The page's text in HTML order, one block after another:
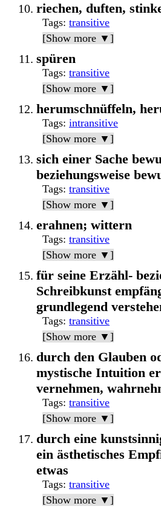
riechen, duften,
Tags: transitive
[Show more ▼]
spüren
Tags: transitive
[Show more ▼]
herumschnüffeln,
Tags: intransitive
[Show more ▼]
sich einer Sache
beziehungsweise
Tags: transitive
[Show more ▼]
erahnen; wittern
Tags: transitive
[Show more ▼]
für seine Erzähl-
Schreibkunst
grundlegend
Tags: transitive
[Show more ▼]
durch den Glauben
mystische Intuition
vernehmen,
Tags: transitive
[Show more ▼]
durch eine
ein ästhetisches
etwas
Tags: transitive
[Show more ▼]